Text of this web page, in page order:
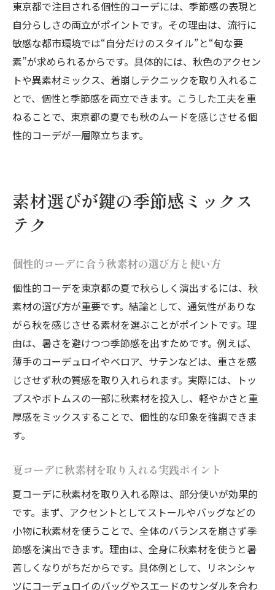
案
季節感を取り入れた新感覚個性的コーデ術
秋らしさを意識した個性的コーデの工夫
トレンドを反映させた個性的コーデまとめ
涼しさと秋らしさを両立するポイント
個性的コーデで涼しさと秋らしさを両立す
る方法
の秘訣
こなし
ント
東京都で映える季節感コーデの極意
東京都で映える個性的コーデの作り方ガイ
ド
街中で目を引く季節感個性的コーデの魅力
個性的コーデで季節感を表現する極意まと
め
コツ
季節の変わり目に輝く個性的コーデの極意
東京都で注目される個性的コーデには、季節感の表現と
自分らしさの両立がポイントです。その理由は、流行に
敏感な都市環境では“自分だけのスタイル”と“旬な要
素”が求められるからです。具体的には、秋色のアクセン
トや異素材ミックス、着崩しテクニックを取り入れるこ
とで、個性と季節感を両立できます。こうした工夫を重
ねることで、東京都の夏でも秋のムードを感じさせる個
性的コーデが一層際立ちます。
素材選びが鍵の季節感ミックス
テク
個性的コーデに合う秋素材の選び方と使い方
個性的コーデを東京都の夏で秋らしく演出するには、秋
素材の選び方が重要です。結論として、通気性がありな
がら秋を感じさせる素材を選ぶことがポイントです。理
由は、暑さを避けつつ季節感を出すためです。例えば、
薄手のコーデュロイやベロア、サテンなどは、重さを感
じさせず秋の質感を取り入れられます。実際には、トッ
プスやボトムスの一部に秋素材を投入し、軽やかさと重
厚感をミックスすることで、個性的な印象を強調できま
す。
夏コーデに秋素材を取り入れる実践ポイント
夏コーデに秋素材を取り入れる際は、部分使いが効果的
です。まず、アクセントとしてストールやバッグなどの
小物に秋素材を使うことで、全体のバランスを崩さず季
節感を演出できます。理由は、全身に秋素材を使うと暑
苦しくなりがちだからです。具体例として、リネンシャ
ツにコーデュロイのバッグやスエードのサンダルを合わ